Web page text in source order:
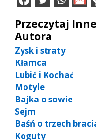
Przeczytaj
Autora
Zysk i straty
Kłamca
Lubić i Kochać
Motyle
Bajka o sowie
Sejm
Baśń o trzech
Koguty